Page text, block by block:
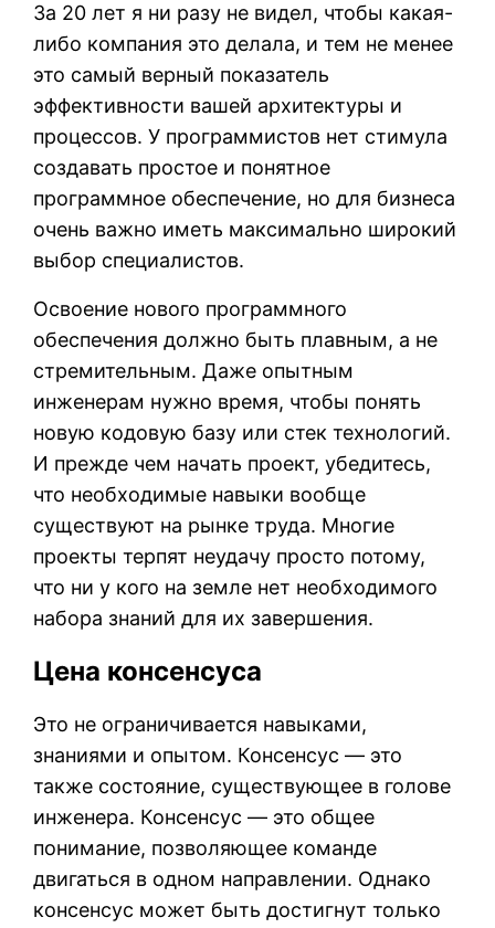
За 20 лет я ни разу не видел, чтобы какая-
либо компания это делала, и тем не менее
это самый верный показатель
эффективности вашей архитектуры и
процессов. У программистов нет стимула
создавать простое и понятное
программное обеспечение, но для бизнеса
очень важно иметь максимально широкий
выбор специалистов.
Освоение нового программного
обеспечения должно быть плавным, а не
стремительным. Даже опытным
инженерам нужно время, чтобы понять
новую кодовую базу или стек технологий.
И прежде чем начать проект, убедитесь,
что необходимые навыки вообще
существуют на рынке труда. Многие
проекты терпят неудачу просто потому,
что ни у кого на земле нет необходимого
набора знаний для их завершения.
Цена консенсуса
Это не ограничивается навыками,
знаниями и опытом. Консенсус — это
также состояние, существующее в голове
инженера. Консенсус — это общее
понимание, позволяющее команде
двигаться в одном направлении. Однако
консенсус может быть достигнут только